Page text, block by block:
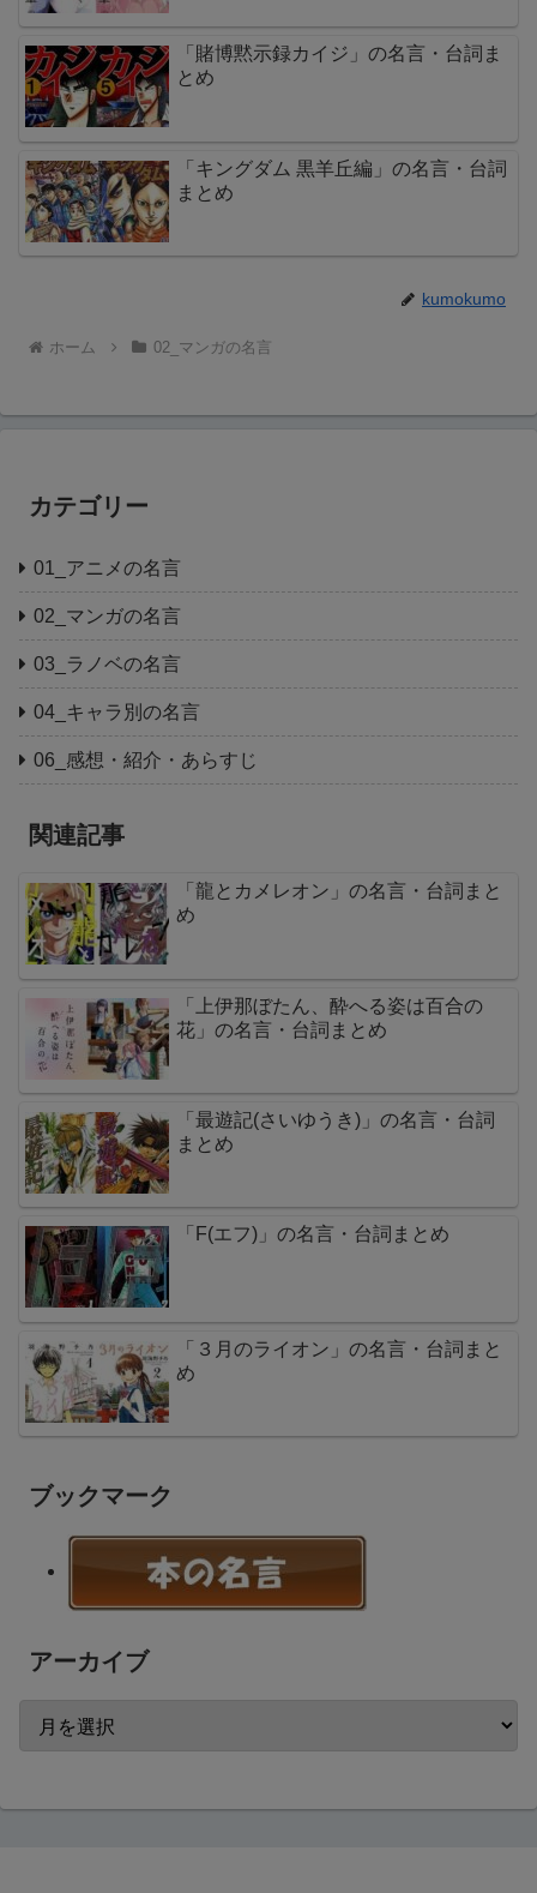
「賭博黙示録カイジ」の名言・台詞ま
とめ
「キングダム 黒羊丘編」の名言・台詞
まとめ
kumokumo
ホーム 02_マンガの名言
カテゴリー
01_アニメの名言
02_マンガの名言
03_ラノベの名言
04_キャラ別の名言
06_感想・紹介・あらすじ
関連記事
「龍とカメレオン」の名言・台詞まと
め
「上伊那ぼたん、酔へる姿は百合の
花」の名言・台詞まとめ
「最遊記(さいゆうき)」の名言・台詞
まとめ
「F(エフ)」の名言・台詞まとめ
「３月のライオン」の名言・台詞まと
め
ブックマーク
アーカイブ